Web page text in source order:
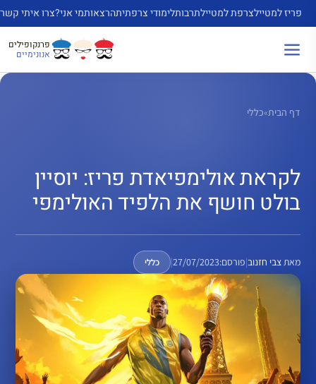
לדלג
לתוכן
פריז למטיילצרפת למטיילתרבותלימודי צרפתיתהרצאותמי אני?צרו איתי קשר
פרנקופילים
אנונימיים
דף הבית»כללי
לקראת אולימפיאדת פריז: יוסיין
בולט חושף את הלפיד האולימפי
מאתצבי חזנוב|פורסם:27/07/2023
| כללי